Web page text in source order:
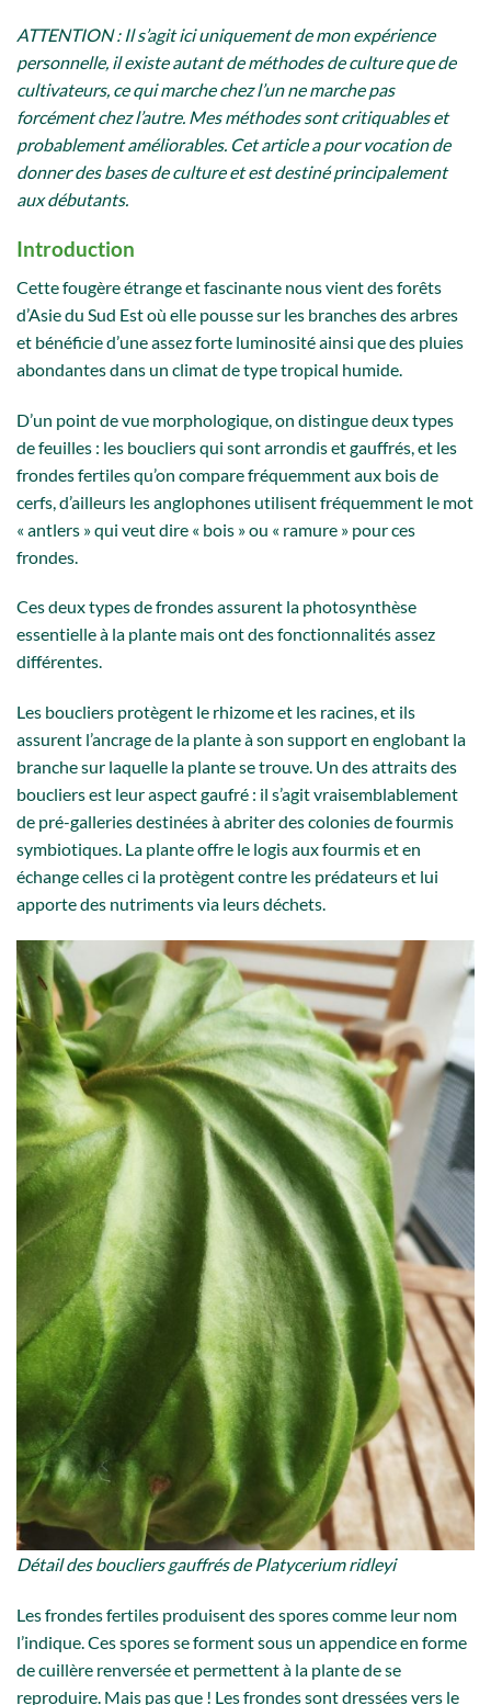
ATTENTION : Il s’agit ici uniquement de mon expérience
personnelle, il existe autant de méthodes de culture que de
cultivateurs, ce qui marche chez l’un ne marche pas
forcément chez l’autre. Mes méthodes sont critiquables et
probablement améliorables. Cet article a pour vocation de
donner des bases de culture et est destiné principalement
aux débutants.
Introduction
Cette fougère étrange et fascinante nous vient des forêts
d’Asie du Sud Est où elle pousse sur les branches des arbres
et bénéficie d’une assez forte luminosité ainsi que des pluies
abondantes dans un climat de type tropical humide.
D’un point de vue morphologique, on distingue deux types
de feuilles : les boucliers qui sont arrondis et gauffrés, et les
frondes fertiles qu’on compare fréquemment aux bois de
cerfs, d’ailleurs les anglophones utilisent fréquemment le mot
« antlers » qui veut dire « bois » ou « ramure » pour ces
frondes.
Ces deux types de frondes assurent la photosynthèse
essentielle à la plante mais ont des fonctionnalités assez
différentes.
Les boucliers protègent le rhizome et les racines, et ils
assurent l’ancrage de la plante à son support en englobant la
branche sur laquelle la plante se trouve. Un des attraits des
boucliers est leur aspect gaufré : il s’agit vraisemblablement
de pré-galleries destinées à abriter des colonies de fourmis
symbiotiques. La plante offre le logis aux fourmis et en
échange celles ci la protègent contre les prédateurs et lui
apporte des nutriments via leurs déchets.
Détail des boucliers gauffrés de Platycerium ridleyi
Les frondes fertiles produisent des spores comme leur nom
l’indique. Ces spores se forment sous un appendice en forme
de cuillère renversée et permettent à la plante de se
reproduire. Mais pas que ! Les frondes sont dressées vers le